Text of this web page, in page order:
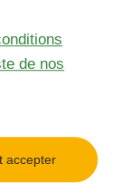
M’inscrire
de nos
accepter